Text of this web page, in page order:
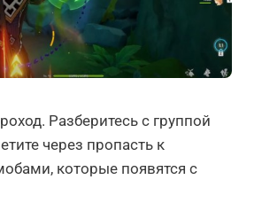
Разберитесь с группой
через пропасть к
которые появятся с